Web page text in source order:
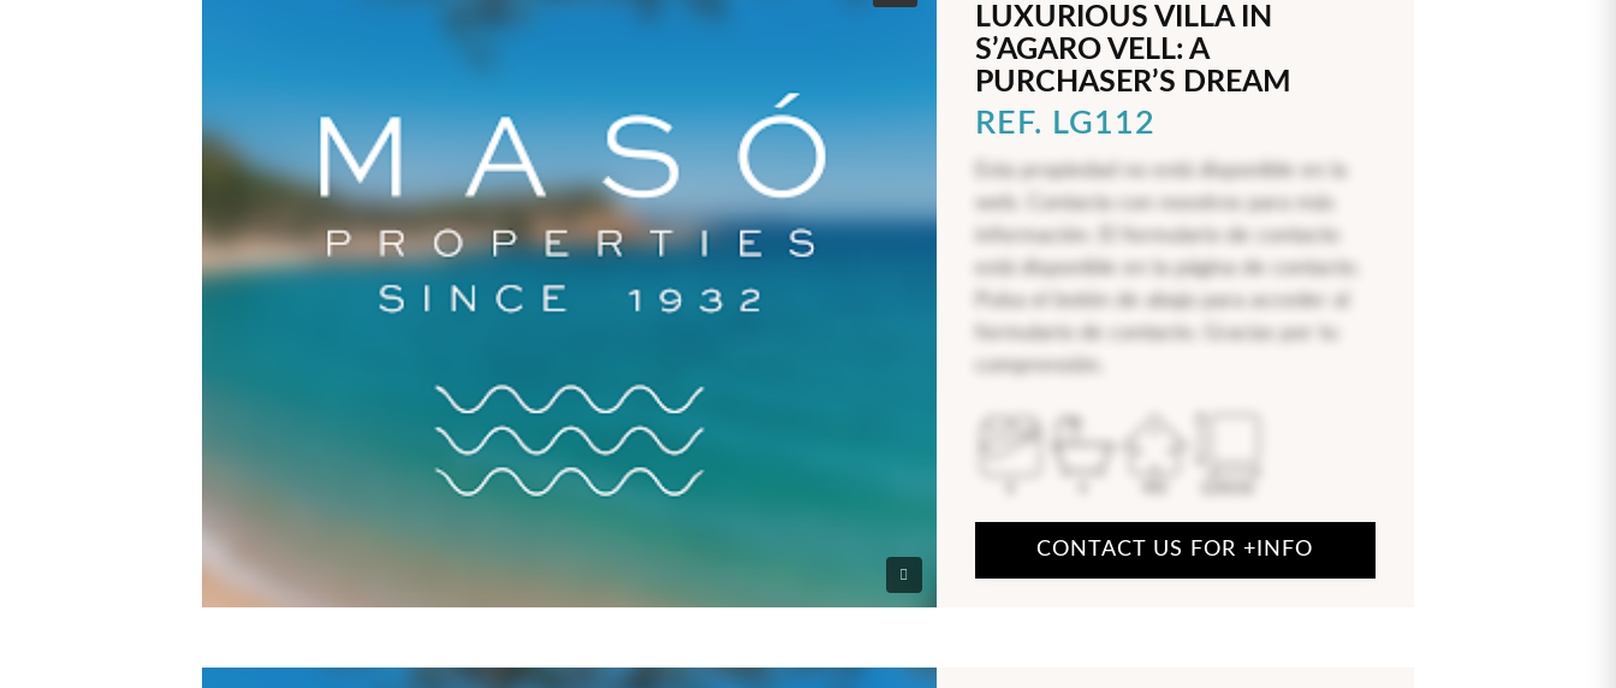
LUXURIOUS VILLA IN
S’AGARO VELL: A
PURCHASER’S DREAM
REF. LG112
Esta propiedad no está disponible en la
web. Contacta con nosotros para más
información. El formulario de contacto
está disponible en la página de contacto.
Pulsa el botón de abajo para acceder al
formulario de contacto. Gracias por tu
comprensión.
CONTACT US FOR +INFO